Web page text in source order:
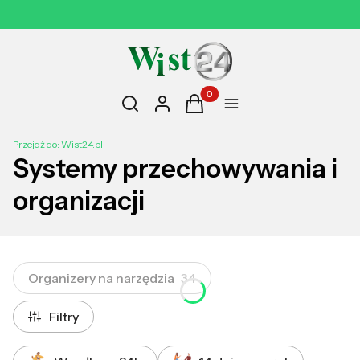
Otwórz wyszukiwarkę
Szukaj Zaloguj sięProdukty w koszyku: 0.
KoszykMenu
Przejdź do: Wist24.pl
Systemy przechowywania i
organizacji
Organizery na narzędzia 34
Filtry